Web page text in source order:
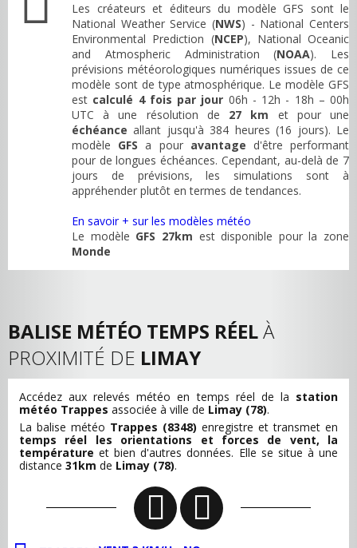
Les créateurs et éditeurs du modèle GFS sont le
National Weather Service (NWS) - National Centers
Environmental Prediction (NCEP), National Oceanic
and Atmospheric Administration (NOAA). Les
prévisions météorologiques numériques issues de ce
modèle sont de type atmosphérique. Le modèle GFS
est calculé 4 fois par jour 06h - 12h - 18h – 00h
UTC à une résolution de 27 km et pour une
échéance allant jusqu'à 384 heures (16 jours). Le
modèle GFS a pour avantage d'être performant
pour de longues échéances. Cependant, au-delà de 7
jours de prévisions, les simulations sont à
appréhender plutôt en termes de tendances.
En savoir + sur les modèles météo
Le modèle GFS 27km est disponible pour la zone
Monde
BALISE MÉTÉO TEMPS RÉELÀ
PROXIMITÉ DE LIMAY
Accédez aux relevés météo en temps réel de la station
météo Trappes associée à ville de Limay (78).
La balise météo Trappes (8348) enregistre et transmet en
temps réel les orientations et forces de vent, la
température et bien d'autres données. Elle se situe à une
distance 31km de Limay (78).